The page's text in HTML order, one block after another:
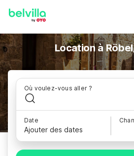
Location à
Où voulez-vous aller ?
Date
Ajouter des dates